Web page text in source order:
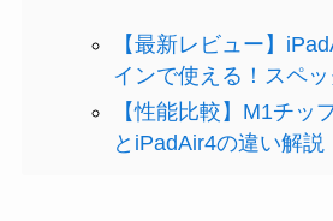
【最新レビュー】
インで使える！スペ
【性能比較】M1チッ
とiPadAir4の違い解説